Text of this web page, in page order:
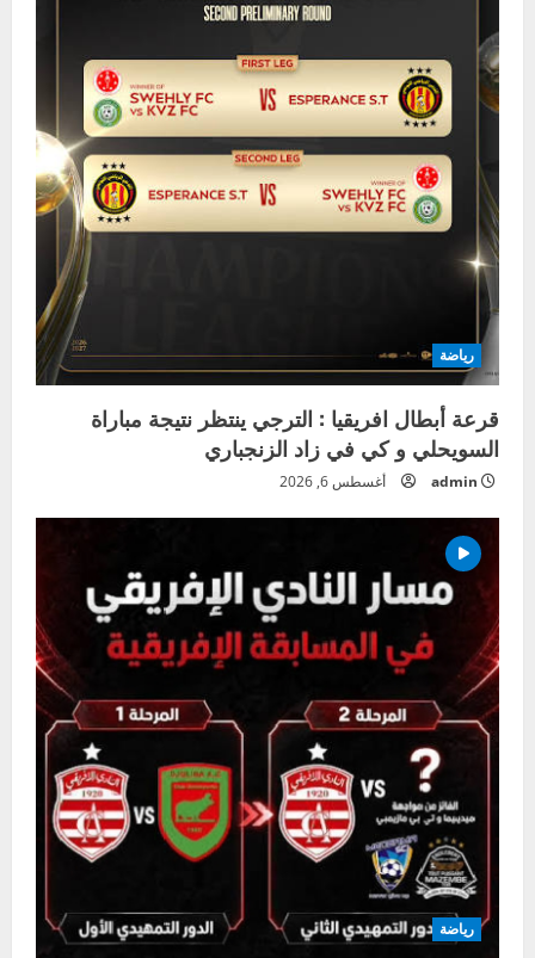
رياضة
قرعة أبطال افريقيا : الترجي ينتظر نتيجة مباراة
السويحلي و كي في زاد الزنجباري
admin أغسطس 6, 2026
رياضة